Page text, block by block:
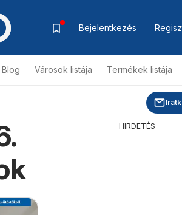
Bejelentkezés
Blog Városok listája Termékek listája
HIRDETÉS